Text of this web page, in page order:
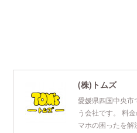
(株)トムズ
愛媛県四国中央市
う会社です。 料
マホの困ったを解